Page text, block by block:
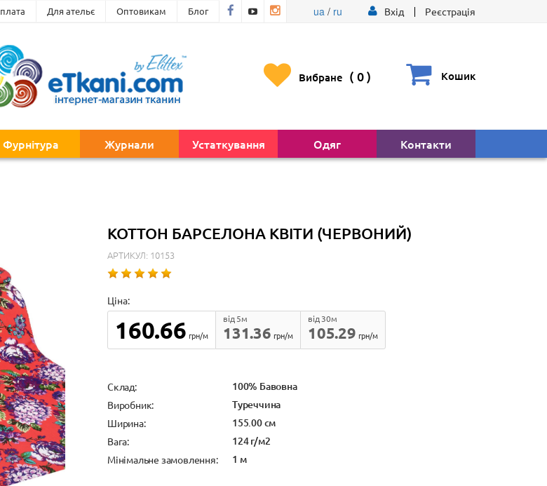
Для ательє Оптовикам Блог ua/ ru Вхід Реєстрація
Вибране ( 0) Кошик
Фурнітура Журнали Устаткування Одяг Контакти
КОТТОН БАРСЕЛОНА КВІТИ (ЧЕРВОНИЙ)
АРТИКУЛ: 10153
Ціна:
160.66 грн/м 131.36
від 5м
грн/м
105.29
від 30м
грн/м
Cклад: 100% Бавовна
Виробник: Туреччина
Ширина: 155.00 см
Вага: 124 г/м2
Мінімальне замовлення: 1 м